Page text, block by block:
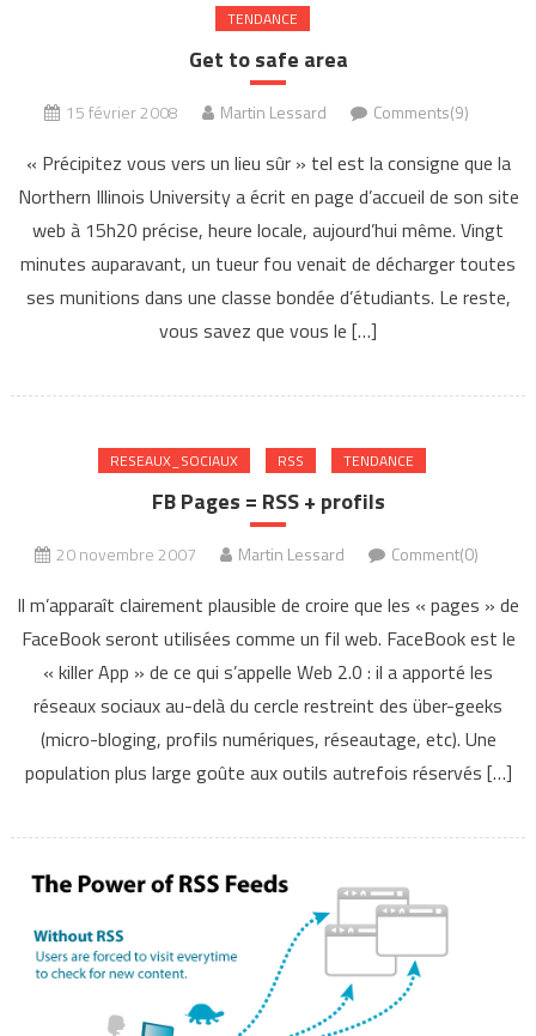
TENDANCE
Get to safe area
15 février 2008 Martin Lessard Comments(9)
« Précipitez vous vers un lieu sûr » tel est la consigne que la
Northern Illinois University a écrit en page d’accueil de son site
web à 15h20 précise, heure locale, aujourd’hui même. Vingt
minutes auparavant, un tueur fou venait de décharger toutes
ses munitions dans une classe bondée d’étudiants. Le reste,
vous savez que vous le […]
RESEAUX_SOCIAUX RSS TENDANCE
FB Pages = RSS + profils
20 novembre 2007 Martin Lessard Comment(0)
Il m’apparaît clairement plausible de croire que les « pages » de
FaceBook seront utilisées comme un fil web. FaceBook est le
« killer App » de ce qui s’appelle Web 2.0 : il a apporté les
réseaux sociaux au-delà du cercle restreint des über-geeks
(micro-bloging, profils numériques, réseautage, etc). Une
population plus large goûte aux outils autrefois réservés […]